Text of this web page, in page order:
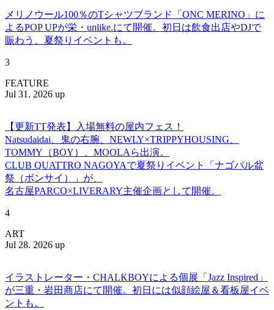
メリノウール100％のTシャツブランド「ONC MERINO」に
よるPOP UPが栄・unlike.にて開催。初日は飲食出店やDJで
賑わう、夏祭りイベントも。
3
FEATURE
Jul 31. 2026 up
【更新TT発表】入場無料の屋内フェス！
Natsudaidai、鬼の右腕、NEWLY×TRIPPYHOUSING、
TOMMY（BOY）、MOOLAら出演。
CLUB QUATTRO NAGOYAで夏祭りイベント「ナゴパル盆
祭（ボンサイ）」が、
名古屋PARCO×LIVERARY主催企画として開催。
4
ART
Jul 28. 2026 up
イラストレーター・CHALKBOYによる個展「Jazz Inspired」
が三重・岩田商店にて開催。初日には似顔絵屋＆看板屋イベ
ントも。